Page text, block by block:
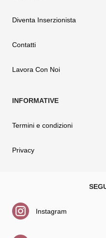
Diventa Inserzionista
Contatti
Lavora Con Noi
Termini e condizioni
Privacy
Instagram